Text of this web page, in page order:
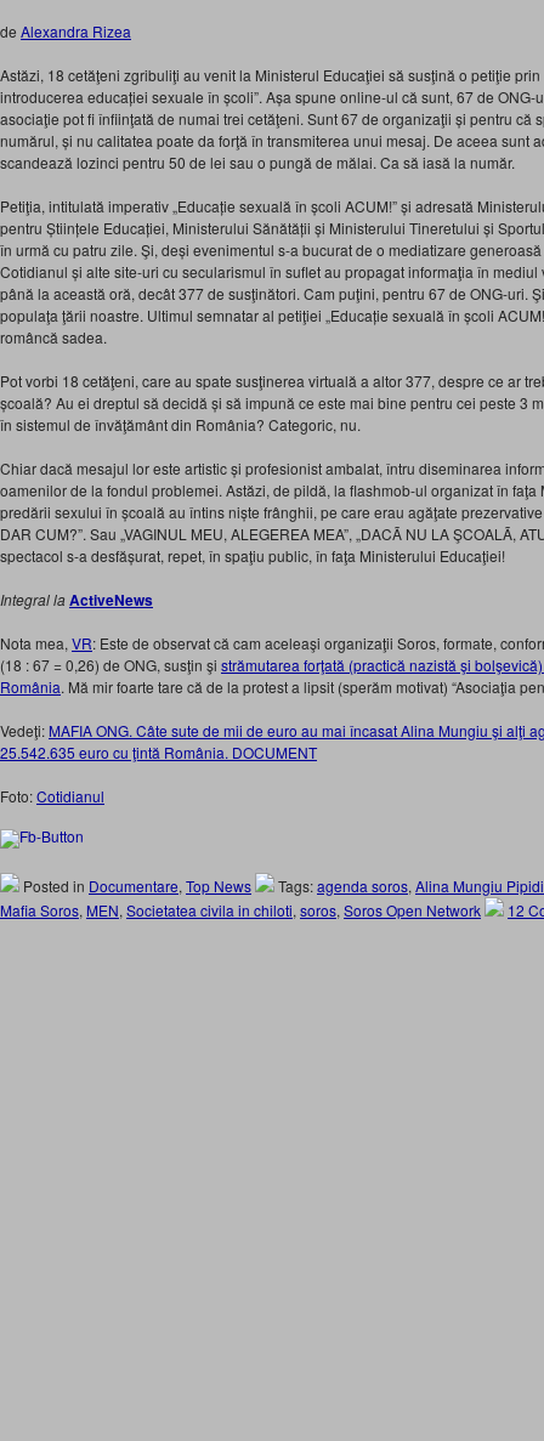
de Alexandra Rizea
Astăzi, 18 cetăţeni zgribuliţi au venit la Ministerul Educaţiei să susţină o petiţie prin
introducerea educației sexuale în școli”. Așa spune online-ul că sunt, 67 de ONG-
asociaţie pot fi înfiinţată de numai trei cetăţeni. Sunt 67 de organizaţii și pentru că
numărul, și nu calitatea poate da forţă în transmiterea unui mesaj. De aceea sunt
scandează lozinci pentru 50 de lei sau o pungă de mălai. Ca să iasă la număr.
Petiţia, intitulată imperativ „Educație sexuală în școli ACUM!” și adresată
pentru Științele Educației, Ministerului Sănătății și Ministerului Tineretului și
în urmă cu patru zile. Şi, deși evenimentul s-a bucurat de o mediatizare
Cotidianul și alte site-uri cu secularismul în suflet au propagat informaţia în
până la această oră, decât 377 de susţinători. Cam puţini, pentru 67 de ONG-uri.
populaţa ţării noastre. Ultimul semnatar al petiţiei „Educație sexuală în școli
româncă sadea.
Pot vorbi 18 cetăţeni, care au spate susţinerea virtuală a altor 377, despre ce ar
școală? Au ei dreptul să decidă și să impună ce este mai bine pentru cei peste 3
în sistemul de învăţământ din România? Categoric, nu.
Chiar dacă mesajul lor este artistic și profesionist ambalat, întru diseminarea
oamenilor de la fondul problemei. Astăzi, de pildă, la flashmob-ul organizat în
predării sexului în școală au întins niște frânghii, pe care erau agăţate
DAR CUM?”. Sau „VAGINUL MEU, ALEGEREA MEA”, „DACÃ NU LA ŞCOALÃ,
spectacol s-a desfășurat, repet, în spaţiu public, în faţa Ministerului Educaţiei!
Integral laActiveNews
Nota mea, VR: Este de observat că cam aceleaşi organizaţii Soros, formate,
(18 : 67 = 0,26) de ONG, susţin şi strămutarea forţată (practică nazistă şi
România. Mă mir foarte tare că de la protest a lipsit (sperăm motivat) “Asociaţia
Vedeţi: MAFIA ONG. Câte sute de mii de euro au mai încasat Alina Mungiu şi alţi
25.542.635 euro cu ţintă România. DOCUMENT
Foto:Cotidianul
Posted in Documentare, Top News Tags:agenda soros, Alina Mungiu Pipidi
Mafia Soros, MEN, Societatea civila in chiloti, soros, Soros Open Network 12